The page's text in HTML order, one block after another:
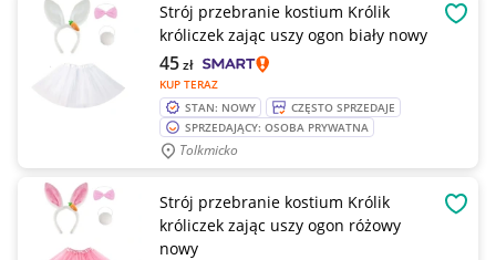
Strój przebranie kostium Królik
króliczek zając uszy ogon biały nowy
KUP TERAZ
45zł
STAN: NOWY
CZĘSTO SPRZEDAJE
SPRZEDAJĄCY: OSOBA PRYWATNA
Tolkmicko
Strój przebranie kostium Królik
króliczek zając uszy ogon różowy
nowy